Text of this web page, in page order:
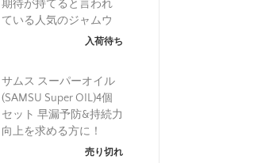
期待が持てると言われ
ている人気のジャムウ
入荷待ち
サムス スーパーオイル
(SAMSU Super OIL)4個
セット 早漏予防&持続力
向上を求める方に！
売り切れ